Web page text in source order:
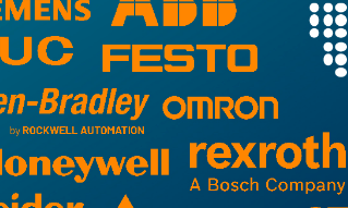
NUESTRA EMPRESA